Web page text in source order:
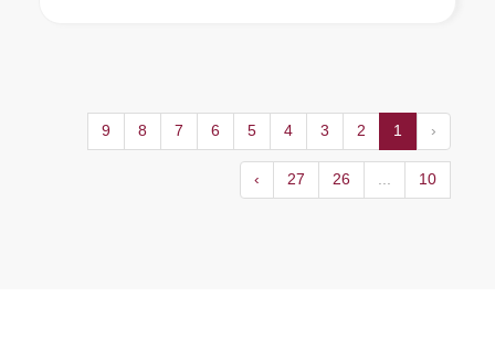
‹
1
2
3
4
5
6
7
8
9
10
...
26
27
›